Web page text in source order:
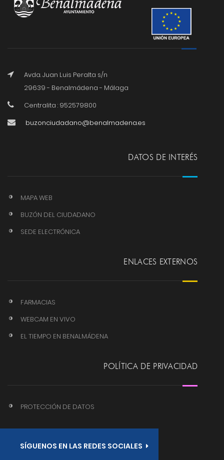
Avda. Juan Luis Peralta s/n
29639 - Benalmádena - Málaga
Centralita : 952579800
buzonciudadano@benalmadena.es
DATOS DE INTERÉS
MAPA WEB
BUZÓN DEL CIUDADANO
SEDE ELECTRÓNICA
ENLACES EXTERNOS
FARMACIAS
WEBCAM EN VIVO
EL TIEMPO EN BENALMÁDENA
POLÍTICA DE PRIVACIDAD
PROTECCIÓN DE DATOS
SÍGUENOS EN LAS REDES SOCIALES